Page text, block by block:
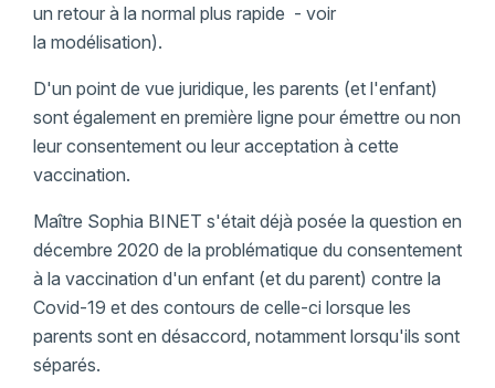
un retour à la normal plus rapide - voir
la modélisation).
D'un point de vue juridique, les parents (et l'enfant)
sont également en première ligne pour émettre ou non
leur consentement ou leur acceptation à cette
vaccination.
Maître Sophia BINET s'était déjà posée la question en
décembre 2020 de la problématique du consentement
à la vaccination d'un enfant (et du parent) contre la
Covid-19 et des contours de celle-ci lorsque les
parents sont en désaccord, notamment lorsqu'ils sont
séparés.